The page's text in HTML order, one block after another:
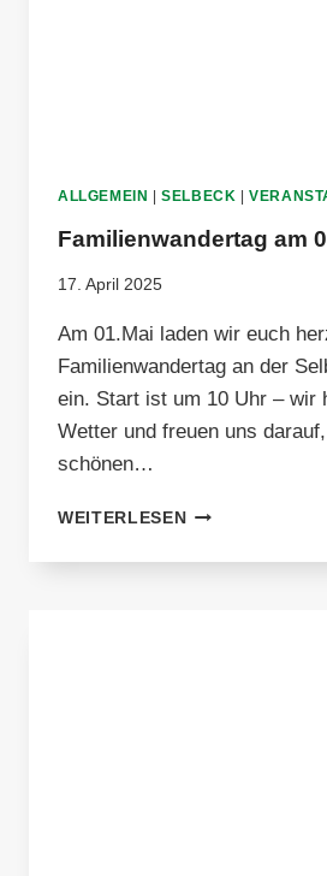
ALLGEMEIN |SELBECK |
Familienwandertag am
17. April 2025
Am 01.Mai laden wir euch
Familienwandertag an der
ein. Start ist um 10 Uhr – wir
Wetter und freuen uns
schönen…
WEITERLESEN
01.